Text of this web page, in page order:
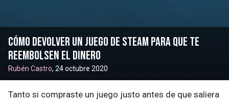
Cómo devolver un juego de Steam para que te
reembolsen el dinero
Rubén Castro, 24 octubre 2020
Tanto si compraste un juego justo antes de que saliera